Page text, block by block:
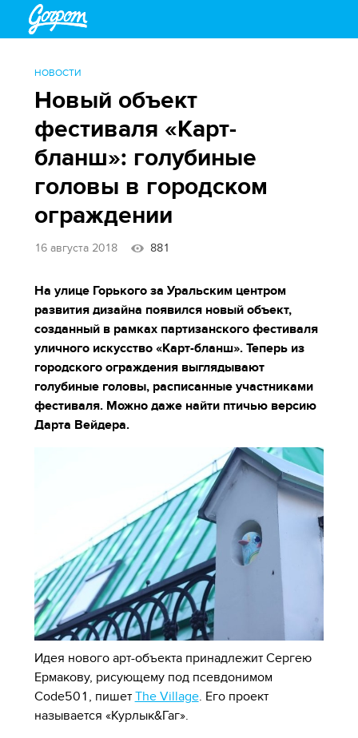
НОВОСТИ
Новый объект
фестиваля «Карт-
бланш»: голубиные
головы в городском
ограждении
16 августа 2018 881
На улице Горького за Уральским центром
развития дизайна появился новый объект,
созданный в рамках партизанского фестиваля
уличного искусство «Карт-бланш». Теперь из
городского ограждения выглядывают
голубиные головы, расписанные участниками
фестиваля. Можно даже найти птичью версию
Дарта Вейдера.
Идея нового арт-объекта принадлежит Сергею
Ермакову, рисующему под псевдонимом
Code501, пишет The Village. Его проект
называется «Курлык&Гаг».